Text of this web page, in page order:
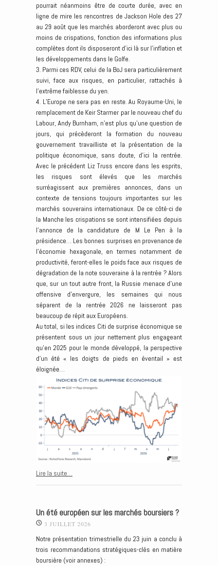
pourrait néanmoins être de courte durée, avec en
ligne de mire les rencontres de Jackson Hole des 27
au 29 août que les marchés aborderont avec plus ou
moins de crispations, fonction des informations plus
complètes dont ils disposeront d’ici là sur l’inflation et
les développements dans le Golfe.
3. Parmi ces RDV, celui de la BoJ sera particulièrement
suivi, face aux risques, en particulier, rattachés à
l’extrême faiblesse du yen.
4. L’Europe ne sera pas en reste. Au Royaume-Uni, le
remplacement de Keir Starmer par le nouveau chef du
Labour, Andy Burnham, n’est plus qu’une question de
jours, qui précèderont la formation du nouveau
gouvernement travailliste et la présentation de la
politique économique, sans doute, d’ici la rentrée.
Avec le précédent Liz Truss encore dans les esprits,
les risques sont élevés que les marchés
surréagissent aux premières annonces, dans un
contexte de tensions toujours importantes sur les
marchés souverains internationaux. De ce côté-ci de
la Manche les crispations se sont intensifiées depuis
l’annonce de la candidature de M Le Pen à la
présidence… Les bonnes surprises en provenance de
l’économie hexagonale, en termes notamment de
productivité, feront-elles le poids face aux risques de
dégradation de la note souveraine à la rentrée ? Alors
que, sur un tout autre front, la Russie menace d’une
offensive d’envergure, les semaines qui nous
séparent de la rentrée 2026 ne laisseront pas
beaucoup de répit aux Européens.
Au total, si les indices Citi de surprise économique se
présentent sous un jour nettement plus engageant
qu’en 2025 pour le monde développé, la perspective
d’un été « les doigts de pieds en éventail » est
éloignée…
Lire la suite…
Un été européen sur les marchés boursiers ?
3 JUILLET 2026
Notre présentation trimestrielle du 23 juin a conclu à
trois recommandations stratégiques-clés en matière
boursière (voir annexes) :